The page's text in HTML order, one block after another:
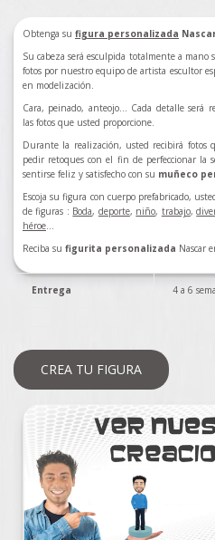
Obtenga su figura personalizada
Su cabeza será esculpida totalmente a mano
fotos por nuestro equipo de artista escultor
en modelización.
Cara, peinado, anteojo... Cada detalle será
las fotos que usted proporcione.
Durante la realización, usted recibirá fotos
pedir retoques con el fin de perfeccionar la
sentirse feliz y satisfecho con su muñeco
Escoja su figura con cuerpo prefabricado,
de figuras : Boda, deporte, niño, trabajo,
héroe...
Reciba su figurita personalizada Nascar
Entrega 4 a 6
CREA TU FIGURA